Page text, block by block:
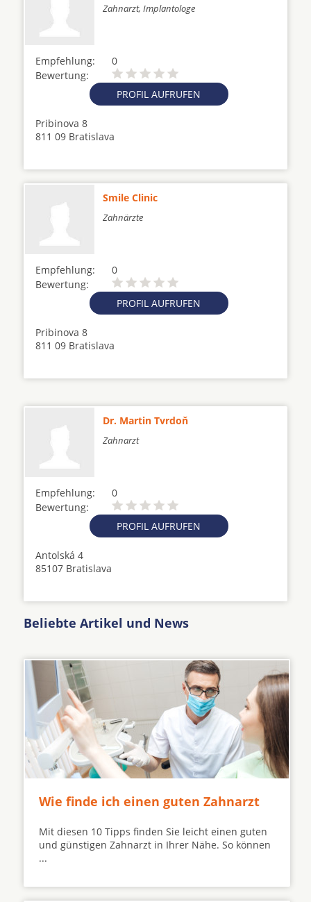
Zahnarzt, Implantologe
Empfehlung:
0
Bewertung:
PROFIL AUFRUFEN
Pribinova 8
811 09 Bratislava
Smile Clinic
Zahnärzte
Empfehlung:
0
Bewertung:
PROFIL AUFRUFEN
Pribinova 8
811 09 Bratislava
Dr. Martin Tvrdoň
Zahnarzt
Empfehlung:
0
Bewertung:
PROFIL AUFRUFEN
Antolská 4
85107 Bratislava
Beliebte Artikel und News
Wie finde ich einen guten Zahnarzt
Mit diesen 10 Tipps finden Sie leicht einen guten
und günstigen Zahnarzt in Ihrer Nähe. So können
...